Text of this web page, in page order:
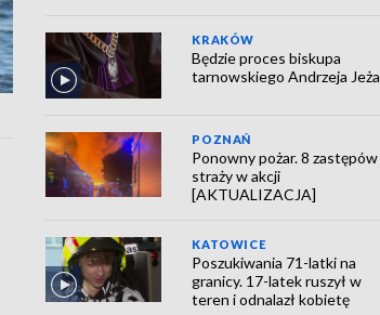
KRAKÓW
Będzie proces biskupa
tarnowskiego Andrzeja Jeża
POZNAŃ
Ponowny pożar. 8 zastępów
straży w akcji
[AKTUALIZACJA]
KATOWICE
Poszukiwania 71-latki na
granicy. 17-latek ruszył w
teren i odnalazł kobietę